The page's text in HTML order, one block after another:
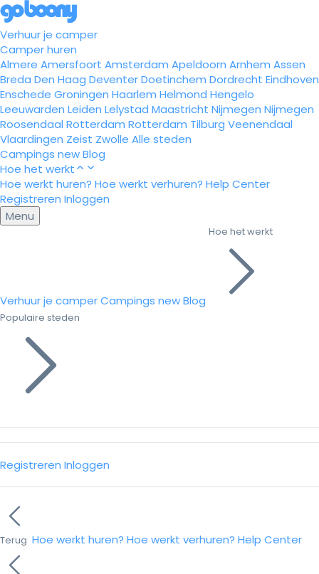
Verhuur je camper
Camper huren
Almere Amersfoort Amsterdam Apeldoorn Arnhem Assen
Breda Den Haag DeventerDoetinchem Dordrecht Eindhoven
Enschede Groningen Haarlem Helmond Hengelo
Leeuwarden Leiden Lelystad Maastricht Nijmegen Nijmegen
Roosendaal Rotterdam Rotterdam Tilburg Veenendaal
Vlaardingen Zeist Zwolle Alle steden
Campings newBlog
Hoe het werkt
Hoe werkt huren? Hoe werkt verhuren? Help Center
Registreren Inloggen
Menu
Verhuur je camperCampings newBlog
Hoe het werkt
Populaire steden
Registreren Inloggen
Terug Hoe werkt huren? Hoe werkt verhuren? Help Center